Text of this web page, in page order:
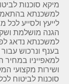
מיקא סוכנות
למשכנתא בהתאמה
לייעץ ולסייע
הגנה מושלמת
למשכנתא נדאג
בענף ונרכוש
למאפייניו
ושירות מקצועי
סוכנות לביטוח